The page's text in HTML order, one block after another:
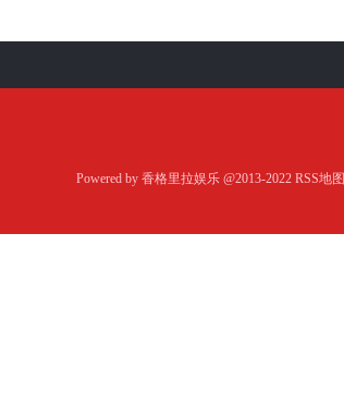
Powered by 香格里拉娱乐 @2013-2022 RSS地图